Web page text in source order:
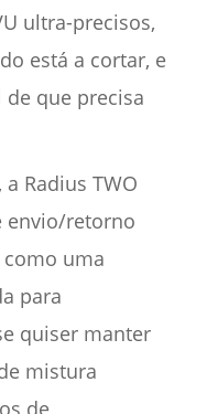
ultra-precisos,
está a cortar, e
que precisa
Radius TWO
envio/retorno
uma
para
quiser manter
mistura